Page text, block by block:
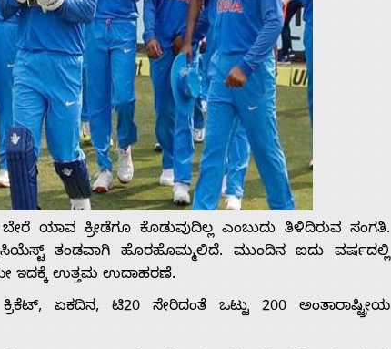
ಬೇರೆ ಯಾವ ಕ್ರೀಡೆಗೂ ಕೊಡುವುದಿಲ್ಲ ಎಂಬುದು ತಿಳಿದಿರುವ ಸಂಗತಿ.
ತಂಡವಾಗಿ ಹೊರಹೊಮ್ಮಲಿದೆ. ಮುಂದಿನ ಐದು ವರ್ಷದಲ್ಲಿ
ಇದಕ್ಕೆ ಉತ್ತಮ ಉದಾಹರಣೆ.
ಏಕದಿನ, ಟಿ20 ಸೇರಿದಂತೆ ಒಟ್ಟು 200 ಅಂತಾರಾಷ್ಟ್ರೀಯ